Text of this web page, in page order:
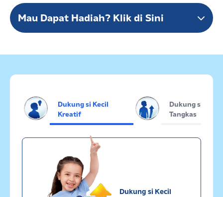
Mau Dapat Hadiah? Klik di Sini
Nomor Handphone (terhubung dengan whatsapp)
Password
Status / Kondisi Ibu Saat Ini
Tidak Hamil dan Memiliki Anak
Sedang Hamil
Sedang Hamil dan Memiliki Anak
Dukung si Kecil
Kreatif
Dukung si Kecil
Tangkas
Dukung si Kecil